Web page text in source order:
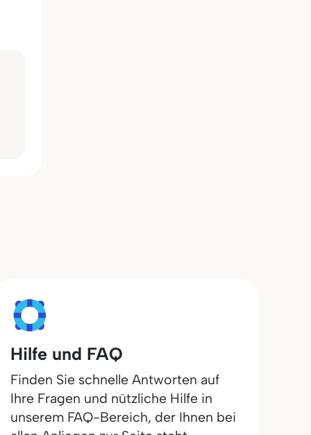
Hilfe und FAQ
Finden Sie schnelle Antworten auf
Ihre Fragen und nützliche Hilfe in
unserem FAQ-Bereich, der Ihnen bei